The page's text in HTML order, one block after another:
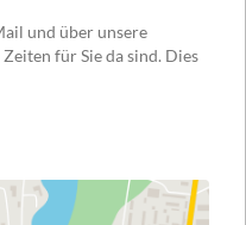
und über unsere
für Sie da sind. Dies